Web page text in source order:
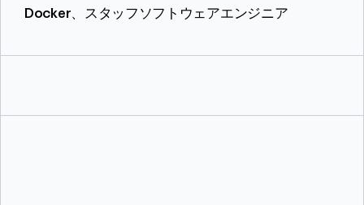
ドキュメント
サインイン
Docker、スタッフソフトウェアエンジニア